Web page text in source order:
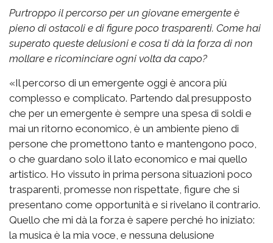
Purtroppo il percorso per un giovane emergente è
pieno di ostacoli e di figure poco trasparenti. Come hai
superato queste delusioni e cosa ti dà la forza di non
mollare e ricominciare ogni volta da capo?
«Il percorso di un emergente oggi è ancora più
complesso e complicato. Partendo dal presupposto
che per un emergente è sempre una spesa di soldi e
mai un ritorno economico, è un ambiente pieno di
persone che promettono tanto e mantengono poco,
o che guardano solo il lato economico e mai quello
artistico. Ho vissuto in prima persona situazioni poco
trasparenti, promesse non rispettate, figure che si
presentano come opportunità e si rivelano il contrario.
Quello che mi dà la forza è sapere perché ho iniziato:
la musica è la mia voce, e nessuna delusione